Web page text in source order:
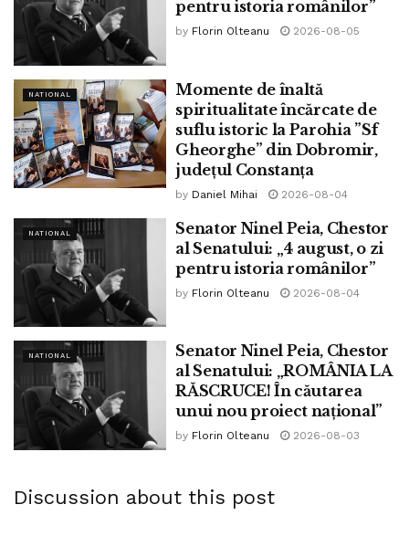
campania electorală din anul 2008, când era președintele
Senatul a respins cererea DNA cu 38 de voturi „pentru”, 71
„împotrivă” şi o abţinere.
Declarațiile de azi ale premierului demis Viorica Dăncilă
vin în urma ieșirii de la guvernare a ALDE, la sfârșitul lui
august 2019, dar și a votului pe care parlamentarii acestui
partid l-au dat acum aproximativ două săptămâni pentru
demiterea guvernului PSD.
Tags: alde cameleonism politic
dancila dna ieșire de la guvernare
pentru istoria românilor”
by Florin Olteanu 2026-08-05
NATIONAL
Momente de înaltă
spiritualitate încărcate de
suflu istoric la Parohia ”Sf
Gheorghe” din Dobromir,
județul Constanța
by Daniel Mihai 2026-08-04
NATIONAL
Senator Ninel Peia, Chestor
al Senatului: „4 august, o zi
pentru istoria românilor”
by Florin Olteanu 2026-08-04
NATIONAL
Senator Ninel Peia, Chestor
al Senatului: „ROMÂNIA LA
RĂSCRUCE! În căutarea
unui nou proiect național”
by Florin Olteanu 2026-08-03
Discussion about this post